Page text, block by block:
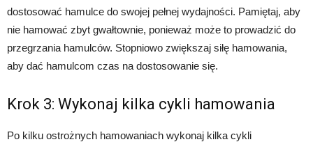
dostosować hamulce do swojej pełnej wydajności. Pamiętaj, aby
nie hamować zbyt gwałtownie, ponieważ może to prowadzić do
przegrzania hamulców. Stopniowo zwiększaj siłę hamowania,
aby dać hamulcom czas na dostosowanie się.
Krok 3: Wykonaj kilka cykli hamowania
Po kilku ostrożnych hamowaniach wykonaj kilka cykli